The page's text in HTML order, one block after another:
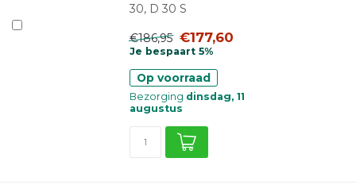
30, D 30 S
€186,95 €177,60
Je bespaart 5%
Op voorraad
Bezorging dinsdag, 11
augustus